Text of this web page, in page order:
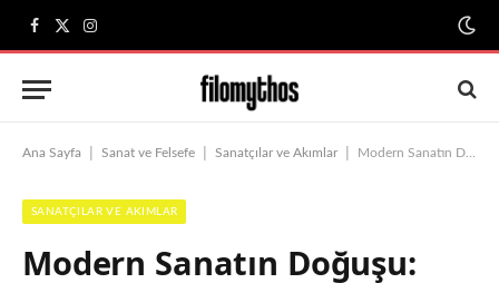
Facebook
X
(Twitter)
Instagram
Ana Sayfa Sanat ve Felsefe Sanatçılar ve Akımlar Modern Sanatın Doğuşu: Temsilin Krizi ve Özne Problemi
SANATÇILAR VE AKIMLAR
Modern Sanatın Doğuşu: